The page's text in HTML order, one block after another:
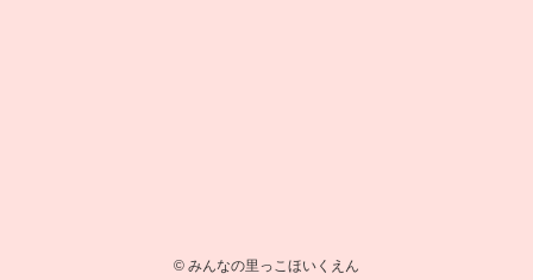
© みんなの里っこほいくえん